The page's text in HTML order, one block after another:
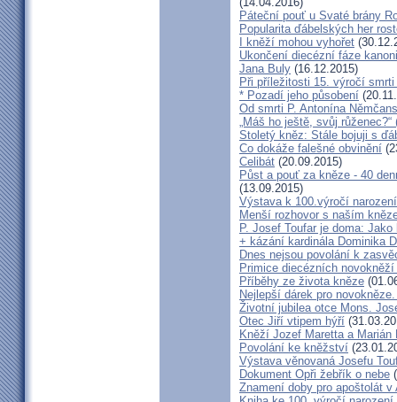
Páteční pouť u Svaté brány
Popularita ďábelských her
I kněží mohou vyhořet
Ukončení diecézní fáze
Jana Buly (16.12.2015)
Při příležitosti 15. výročí
* Pozadí jeho působení
Od smrti P. Antonína
„Máš ho ještě, svůj
Stoletý kněz: Stále bojuji s
Co dokáže falešné obvinění
Celibát (20.09.2015)
Půst a pouť za kněze - 40
(13.09.2015)
Výstava k 100.výročí
Menší rozhovor s naším
P. Josef Toufar je doma:
+ kázání kardinála Dominika
Dnes nejsou povolání k
Primice diecézních
Příběhy ze života kněze
Nejlepší dárek pro
Životní jubilea otce Mons.
Otec Jiří vtipem hýří
Kněží Jozef Maretta a Marián
Povolání ke kněžství
Výstava věnovaná Josefu
Dokument Opři žebřík o nebe
Znamení doby pro apoštolát v